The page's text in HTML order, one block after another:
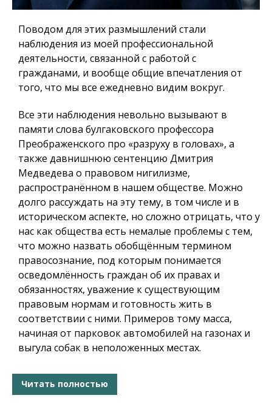
Поводом для этих размышлений стали
наблюдения из моей профессиональной
деятельности, связанной с работой с
гражданами, и вообще общие впечатления от
того, что мы все ежедневно видим вокруг.
Все эти наблюдения невольно вызывают в
памяти слова булгаковского профессора
Преображенского про «разруху в головах», а
также давнишнюю сентенцию Дмитрия
Медведева о правовом нигилизме,
распространённом в нашем обществе. Можно
долго рассуждать на эту тему, в том числе и в
историческом аспекте, но сложно отрицать, что у
нас как общества есть немалые проблемы с тем,
что можно назвать обобщённым термином
правосознание, под которым понимается
осведомлённость граждан об их правах и
обязанностях, уважение к существующим
правовым нормам и готовность жить в
соответствии с ними. Примеров тому масса,
начиная от парковок автомобилей на газонах и
выгула собак в неположенных местах.
Читать полностью